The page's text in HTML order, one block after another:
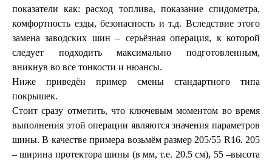
показатели как: расход топлива, показание спидометра,
комфортность езды, безопасность и т.д. Вследствие этого
замена заводских шин – серьёзная операция, к которой
следует подходить максимально подготовленным,
вникнув во все тонкости и нюансы.
Ниже приведён пример смены стандартного типа
покрышек.
Стоит сразу отметить, что ключевым моментом во время
выполнения этой операции являются значения параметров
шины. В качестве примера возьмём размер 205/55 R16. 205
– ширина протектора шины (в мм, т.е. 20.5 см), 55 –высота